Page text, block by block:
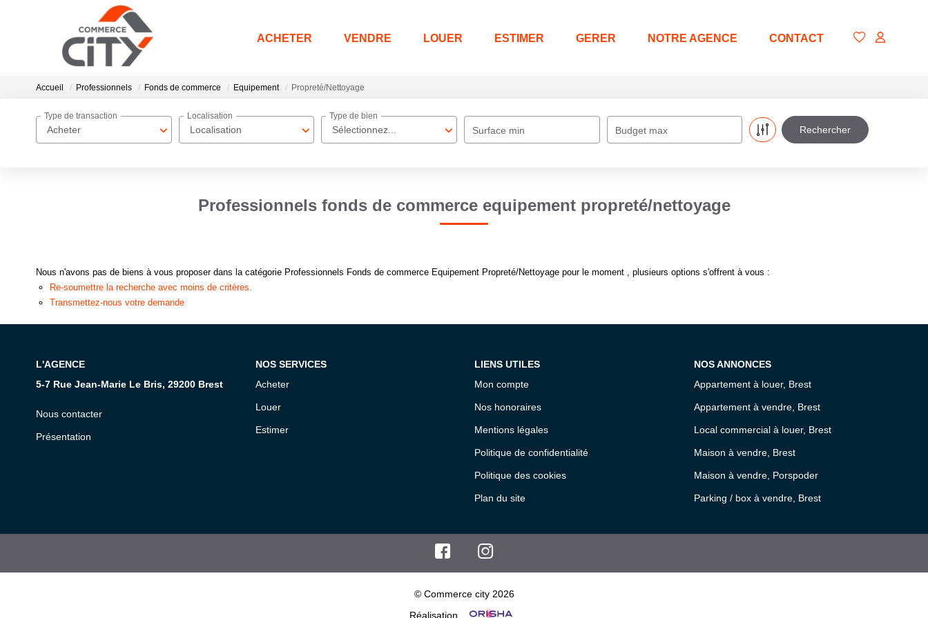
ACHETER VENDRE LOUER ESTIMER GERER NOTRE AGENCE CONTACT
Accueil Professionnels Fonds de commerce Equipement Propreté/Nettoyage
Acheter
Type de transaction
Localisation
Localisation
Sélectionnez...
Type de bien
Surface min Budget max
Professionnels fonds de commerce equipement propreté/nettoyage
Nous n'avons pas de biens à vous proposer dans la catégorie Professionnels Fonds de commerce Equipement Propreté/Nettoyage pour le moment , plusieurs options s'offrent à vous :
Re-soumettre la recherche avec moins de critères.
Transmettez-nous votre demande
L'AGENCE
5-7 Rue Jean-Marie Le Bris, 29200 Brest
Nous contacter
Présentation
NOS SERVICES
Acheter
Louer
Estimer
LIENS UTILES
Mon compte
Nos honoraires
Mentions légales
Politique de confidentialité
Politique des cookies
Plan du site
NOS ANNONCES
Appartement à louer, Brest
Appartement à vendre, Brest
Local commercial à louer, Brest
Maison à vendre, Brest
Maison à vendre, Porspoder
Parking / box à vendre, Brest
© Commerce city 2026
Réalisation